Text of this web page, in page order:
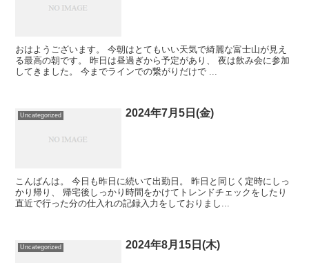
おはようございます。 今朝はとてもいい天気で綺麗な富士山が見え
る最高の朝です。 昨日は昼過ぎから予定があり、 夜は飲み会に参加
してきました。 今までラインでの繋がりだけで ...
Uncategorized 2024年7月5日(金)
こんばんは。 今日も昨日に続いて出勤日。 昨日と同じく定時にしっ
かり帰り、 帰宅後しっかり時間をかけてトレンドチェックをしたり
直近で行った分の仕入れの記録入力をしておりまし...
Uncategorized 2024年8月15日(木)